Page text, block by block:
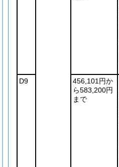
D9
456,101円か
ら583,200円
まで